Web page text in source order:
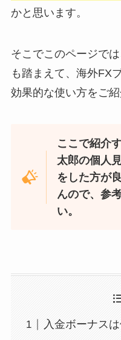
かと思います。
そこでこのページで
も踏まえて、海外FX
効果的な使い方をご紹
ここで紹介
太郎の個人
をした方が
んので、参
い。
入金ボーナス